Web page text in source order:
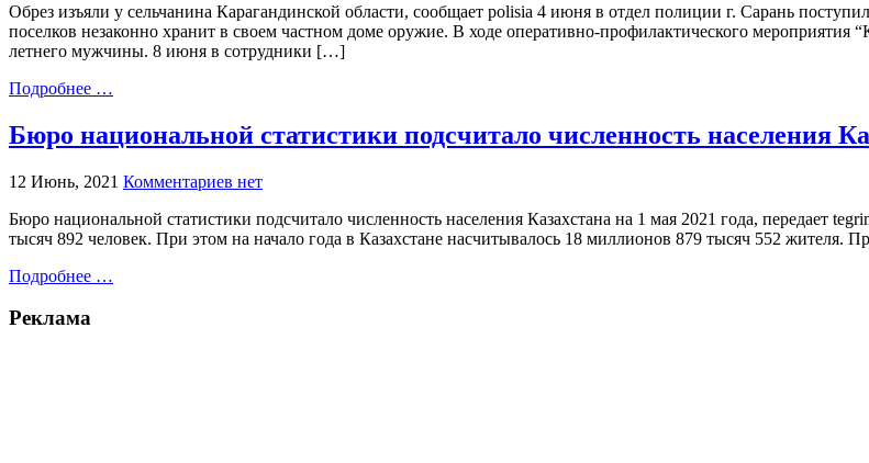
Обрез изъяли у сельчанина Карагандинской области, сообщает polisia 4 июня в отдел полиции г. Сарань
поселков незаконно хранит в своем частном доме оружие. В ходе оперативно-профилактического мероприятия
летнего мужчины. 8 июня в сотрудники […]
Подробнее …
Бюро национальной статистики подсчитало численность населения
12 Июнь, 2021 Комментариев нет
Бюро национальной статистики подсчитало численность населения Казахстана на 1 мая 2021 года, передает
тысяч 892 человек. При этом на начало года в Казахстане насчитывалось 18 миллионов 879 тысяч 552 жителя.
Подробнее …
Реклама